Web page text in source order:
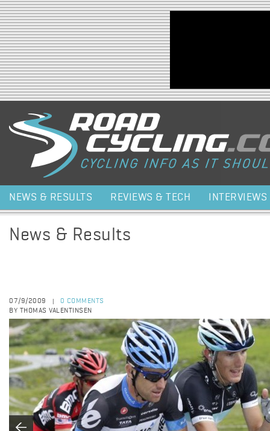
Jump to navigation
NEWS & RESULTS REVIEWS & TECH INTERVIEWS
News & Results
07/9/2009
0 COMMENTS
BY THOMAS VALENTINSEN